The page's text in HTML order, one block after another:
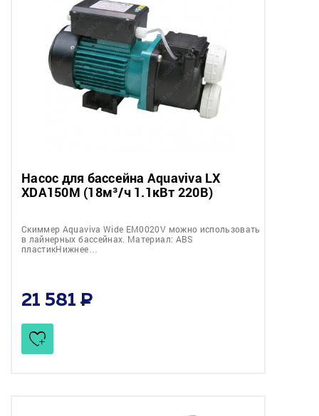
Насос для бассейна Aquaviva LX
XDA150M (18м³/ч 1.1кВт 220В)
Скиммер Aquaviva Wide EM0020V можно использовать
в лайнерных бассейнах. Материал: ABS
пластикНижнее…
21 581